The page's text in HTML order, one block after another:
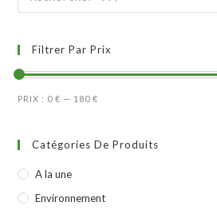
Filtrer Par Prix
PRIX : 0 € — 180 €
Catégories De Produits
A la une
Environnement